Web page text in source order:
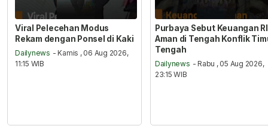
Viral Pelecehan Modus
Rekam dengan Ponsel di Kaki
Dailynews - Kamis , 06 Aug 2026,
11:15 WIB
Purbaya Sebut Keuangan RI
Aman di Tengah Konflik
Tengah
Dailynews - Rabu , 05 Aug 2026,
23:15 WIB